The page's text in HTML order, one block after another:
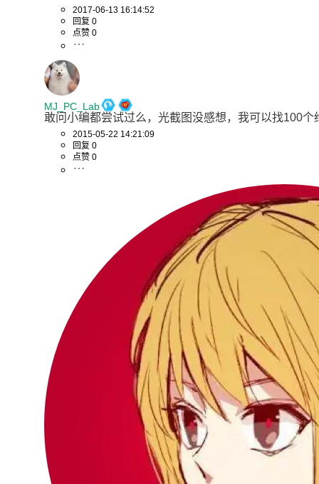
2017-06-13 16:14:52
回复 0
点赞 0
MJ_PC_Lab
敢问小编都尝试过么，光截图没感想，我可以找100个
2015-05-22 14:21:09
回复 0
点赞 0